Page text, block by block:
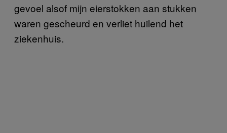
gevoel alsof mijn eierstokken aan stukken
waren gescheurd en verliet huilend het
ziekenhuis.